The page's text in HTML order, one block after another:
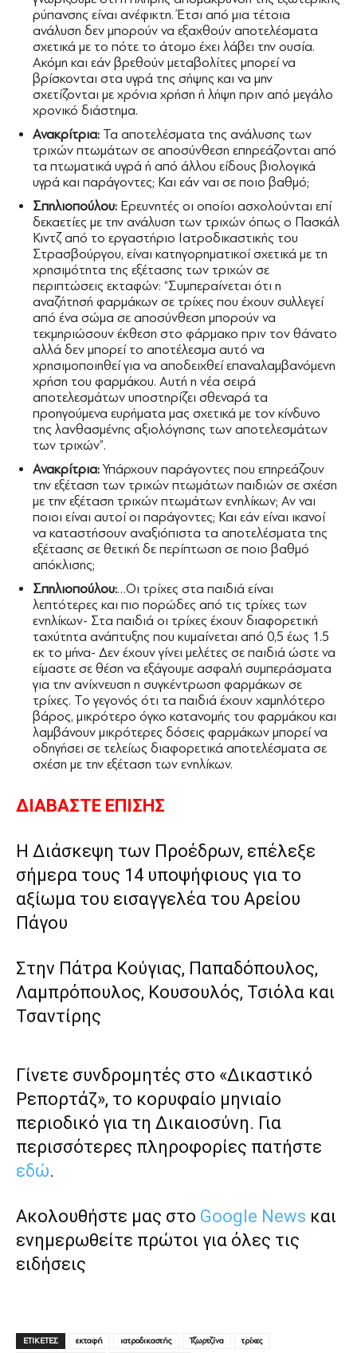
ρύπανσης είναι ανέφικτη. Έτσι από μια τέτοια
ανάλυση δεν μπορούν να εξαχθούν αποτελέσματα
σχετικά με το πότε το άτομο έχει λάβει την ουσία.
Ακόμη και εάν βρεθούν μεταβολίτες μπορεί να
βρίσκονται στα υγρά της σήψης και να μην
σχετίζονται με χρόνια χρήση ή λήψη πριν από μεγάλο
χρονικό διάστημα.
Ανακρίτρια: Τα αποτελέσματα της ανάλυσης των
τριχών πτωμάτων σε αποσύνθεση επηρεάζονται από
τα πτωματικά υγρά ή από άλλου είδους βιολογικά
υγρά και παράγοντες; Και εάν ναι σε ποιο βαθμό;
Σπηλιοπούλου: Ερευνητές οι οποίοι ασχολούνται επί
δεκαετίες με την ανάλυση των τριχών όπως ο Πασκάλ
Κιντζ από το εργαστήριο Ιατροδικαστικής του
Στρασβούργου, είναι κατηγορηματικοί σχετικά με τη
χρησιμότητα της εξέτασης των τριχών σε
περιπτώσεις εκταφών: “Συμπεραίνεται ότι η
αναζήτησή φαρμάκων σε τρίχες που έχουν συλλεγεί
από ένα σώμα σε αποσύνθεση μπορούν να
τεκμηριώσουν έκθεση στο φάρμακο πριν τον θάνατο
αλλά δεν μπορεί το αποτέλεσμα αυτό να
χρησιμοποιηθεί για να αποδειχθεί επαναλαμβανόμενη
χρήση του φαρμάκου. Αυτή η νέα σειρά
αποτελεσμάτων υποστηρίζει σθεναρά τα
προηγούμενα ευρήματα μας σχετικά με τον κίνδυνο
της λανθασμένης αξιολόγησης των αποτελεσμάτων
των τριχών”.
Ανακρίτρια: Υπάρχουν παράγοντες που επηρεάζουν
την εξέταση των τριχών πτωμάτων παιδιών σε σχέση
με την εξέταση τριχών πτωμάτων ενηλίκων; Αν ναι
ποιοι είναι αυτοί οι παράγοντες; Και εάν είναι ικανοί
να καταστήσουν αναξιόπιστα τα αποτελέσματα της
εξέτασης σε θετική δε περίπτωση σε ποιο βαθμό
απόκλισης;
Σπηλιοπούλου:…Οι τρίχες στα παιδιά είναι
λεπτότερες και πιο πορώδες από τις τρίχες των
ενηλίκων- Στα παιδιά οι τρίχες έχουν διαφορετική
ταχύτητα ανάπτυξης που κυμαίνεται από 0,5 έως 1.5
εκ το μήνα- Δεν έχουν γίνει μελέτες σε παιδιά ώστε να
είμαστε σε θέση να εξάγουμε ασφαλή συμπεράσματα
για την ανίχνευση η συγκέντρωση φαρμάκων σε
τρίχες. Το γεγονός ότι τα παιδιά έχουν χαμηλότερο
βάρος, μικρότερο όγκο κατανομής του φαρμάκου και
λαμβάνουν μικρότερες δόσεις φαρμάκων μπορεί να
οδηγήσει σε τελείως διαφορετικά αποτελέσματα σε
σχέση με την εξέταση των ενηλίκων.
ΔΙΑΒΑΣΤΕ ΕΠΙΣΗΣ
Η Διάσκεψη των Προέδρων, επέλεξε
σήμερα τους 14 υποψήφιους για το
αξίωμα του εισαγγελέα του Αρείου
Πάγου
Στην Πάτρα Κούγιας, Παπαδόπουλος,
Λαμπρόπουλος, Κουσουλός, Τσιόλα και
Τσαντίρης
Γίνετε συνδρομητές στο «Δικαστικό
Ρεπορτάζ», το κορυφαίο μηνιαίο
περιοδικό για τη Δικαιοσύνη. Για
περισσότερες πληροφορίες πατήστε
εδώ.
Ακολουθήστε μας στο Google News και
ενημερωθείτε πρώτοι για όλες τις
ειδήσεις
ΕΤΙΚΕΤΕΣ εκταφή ιατροδικαστής Τζωρτζίνα
τρίχες